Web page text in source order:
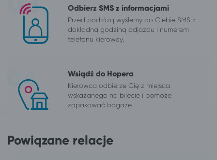
Odbierz SMS z informacjami
Przed podróżą wyślemy do Ciebie SMS z
dokładną godziną odjazdu i numerem
telefonu kierowcy.
Wsiądź do Hopera
Kierowca odbierze Cię z miejsca
wskazanego na bilecie i pomoże
zapakować bagaże.
Powiązane relacje